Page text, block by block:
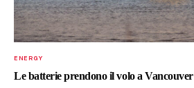
ENERGY
Le batterie prendono il volo a Vancouver